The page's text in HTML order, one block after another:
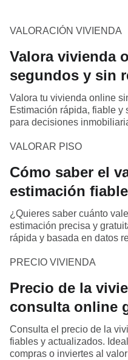
VALORACIÓN VIVIENDA
Valora vivienda
segundos y sin
Valora tu vivienda online
Estimación rápida, fiable y
para decisiones
VALORAR PISO
Cómo saber el
estimación fiable
¿Quieres saber cuánto
estimación precisa y
rápida y basada en datos
PRECIO VIVIENDA
Precio de la
consulta online
Consulta el precio de la
fiables y actualizados.
compras o inviertes al